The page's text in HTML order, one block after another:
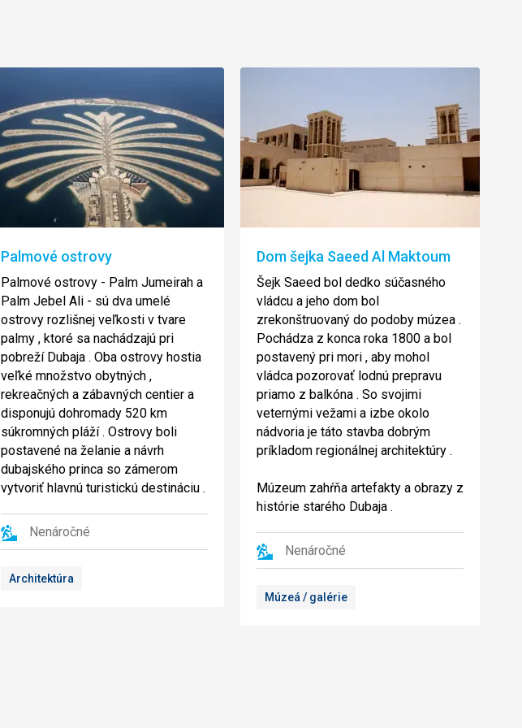
Palmové ostrovy
Palmové ostrovy - Palm Jumeirah a
Palm Jebel Ali - sú dva umelé
ostrovy rozlišnej veľkosti v tvare
palmy , ktoré sa nachádzajú pri
pobreží Dubaja . Oba ostrovy hostia
veľké množstvo obytných ,
rekreačných a zábavných centier a
disponujú dohromady 520 km
súkromných pláží . Ostrovy boli
postavené na želanie a návrh
dubajského princa so zámerom
vytvoriť hlavnú turistickú destináciu .
Nenáročné
Architektúra
Dom šejka Saeed Al Maktoum
Šejk Saeed bol dedko súčasného
vládcu a jeho dom bol
zrekonštruovaný do podoby múzea .
Pochádza z konca roka 1800 a bol
postavený pri mori , aby mohol
vládca pozorovať lodnú prepravu
priamo z balkóna . So svojimi
veternými vežami a izbe okolo
nádvoria je táto stavba dobrým
príkladom regionálnej architektúry .
Múzeum zahŕňa artefakty a obrazy z
histórie starého Dubaja .
Nenáročné
Múzeá / galérie